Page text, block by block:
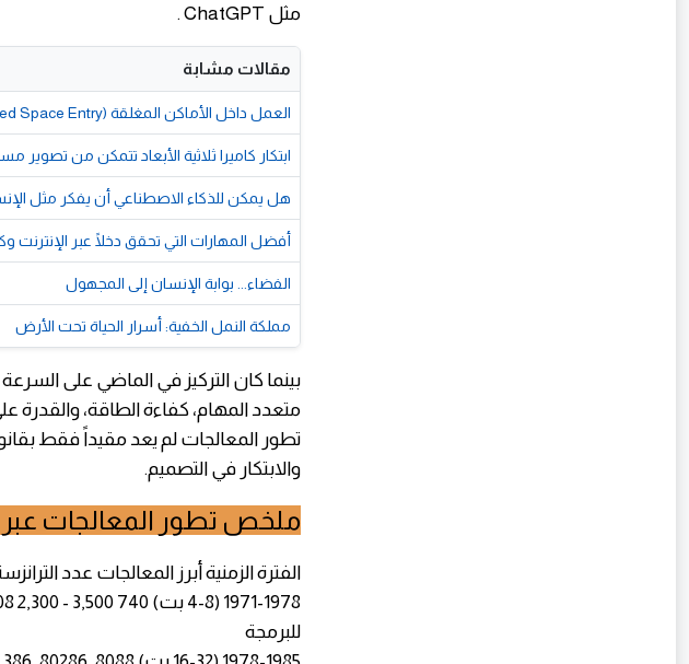
مثل ChatGPT .
مقالات مشابة
العمل داخل الأماكن المغلقة (Confined Space Entry): المخاطر، إجراءات السلامة، وأفضل الممارسات
ابتكار كاميرا ثلاثية الأبعاد تتمكن من تصوير
هل يمكن للذكاء الاصطناعي أن يفكر مثل
أفضل المهارات التي تحقق دخلًا عبر الإنترنت
الفضاء... بوابة الإنسان إلى المجهول
مملكة النمل الخفية: أسرار الحياة تحت الأرض
بينما كان التركيز في الماضي على السرعة
متعدد المهام، كفاءة الطاقة، والقدرة
والابتكار في التصميم.
ملخص تطور المعالجات عبر العقود
الفترة الزمنية أبرز المعالجات عدد
للبرمجة